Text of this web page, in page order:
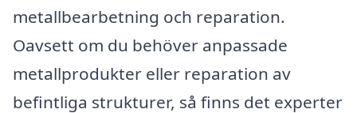
metallbearbetning och reparation.
Oavsett om du behöver anpassade
metallprodukter eller reparation av
befintliga strukturer, så finns det experter